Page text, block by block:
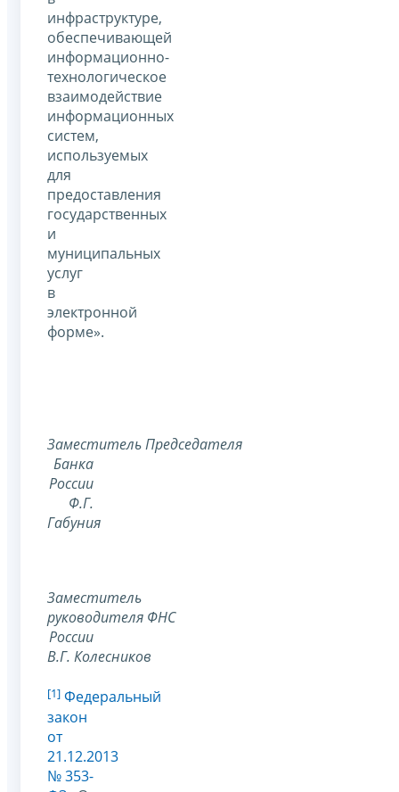
инфраструктуре,
обеспечивающей
информационно-
технологическое
взаимодействие
информационных
систем,
используемых
для
предоставления
государственных
и
муниципальных
услуг
в
электронной
форме».
ЗаместительПредседателя
Банка
России
Ф.Г.
Габуния
Заместитель
руководителя ФНС
России
В.Г. Колесников
[1] Федеральный
закон
от
21.12.2013
№ 353-